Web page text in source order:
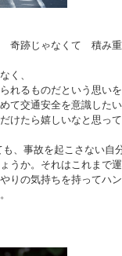
奇跡じゃなくて 積み
く、
れるものだという思い
て交通安全を意識した
けたら嬉しいなと思っ
、事故を起こさない自
うか。それはこれまで
りの気持ちを持ってハ